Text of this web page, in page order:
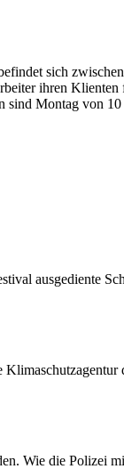
sich
ihren
Montag von
ausgediente
Wie die Polizei